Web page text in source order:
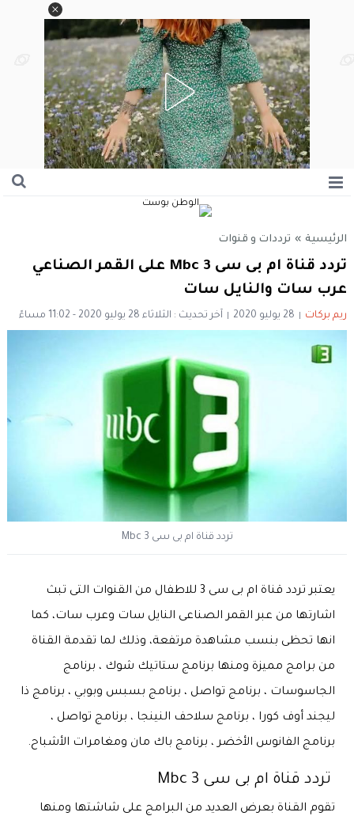
الرئيسية » ترددات و قنوات
تردد قناة ام بى سى 3 Mbc على القمر الصناعي
عرب سات والنايل سات
ريم بركات 28 يوليو 2020 آخر تحديث : الثلاثاء 28 يوليو 2020 - 11:02 مساءً
تردد قناة ام بى سى 3 Mbc
يعتبر تردد قناة ام بى سى 3 للاطفال من القنوات التى تبث
اشارتها من عبر القمر الصناعى النايل سات وعرب سات، كما
انها تحظى بنسب مشاهدة مرتفعة، وذلك لما تقدمة القناة
من برامج مميزة ومنها برنامج ستاتيك شوك ، برنامج
الجاسوسات ، برنامج تواصل ، برنامج بسبس وبوبي ، برنامج ذا
ليجند أوف كورا ، برنامج سلاحف النينجا ، برنامج تواصل ،
برنامج الفانوس الأخضر ، برنامج باك مان ومغامرات الأشباح.
تردد قناة ام بى سى 3 Mbc
تقوم القناة بعرض العديد من البرامج على شاشتها ومنها